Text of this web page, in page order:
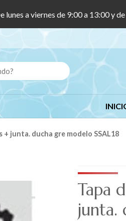
lunes a viernes de 9:00 a 13:00 y
+ junta. ducha gre modelo SSAL18
Tapa
junta.